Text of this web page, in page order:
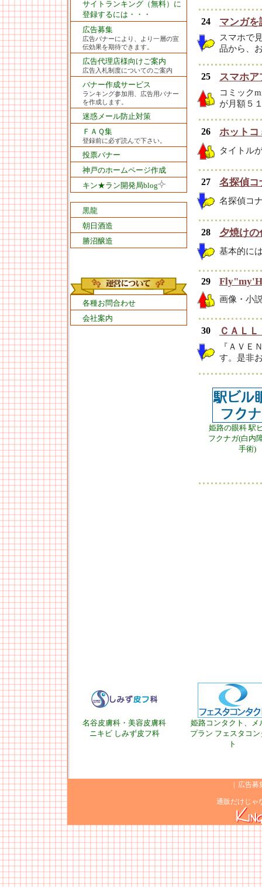
サイトランキング（無料）に
登録するには・・・
広告募集
広告バナーにより、より一層の宣
伝効果を期待できます。
広告代理店様向けご案内
広告入札制度についてのご案内
バナー作成サービス
ランキング参加用、広告用バナー
を作成します。
迷惑メール防止対策
ＦＡＱ集
登録前に必ず読んで下さい。
投票バナー
神戸のホームページ作成
キン★ラン開発局blog
黒龍
朝日酒造
勝沼醸造
各種お問合わせ
会社案内
24 マンガ
スマホで
品から、
25 スマホ
コミック
が月額５
26 ホットコ
タイトル
27 名探偵コ
名探偵コ
28 夕焼けの
基本的に
29
画像・小
30 ＣＡＬ
『ＡＶＥ
す。是非
姫路の眼科 駅
フクナガ(白内
手術)
名谷皮膚科・美容皮膚科
ニキビ しみず皮フ科
姫路コンタクト、メ
プラン フェスタコン
ト
広告募
通販だけじゃ